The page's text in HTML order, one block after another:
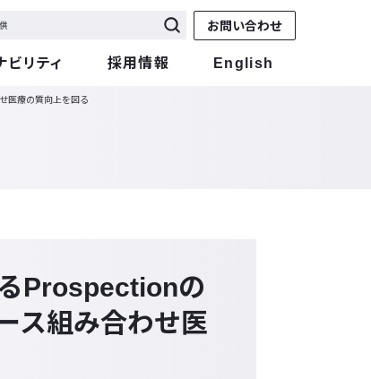
お問い合わせ
ビリティ 採用情報 English
医療の質向上を図る
Prospectionの
ス組み合わせ医